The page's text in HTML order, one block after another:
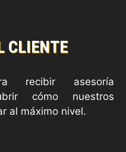
CLIENTE
recibir asesoría
cómo nuestros
al máximo nivel.